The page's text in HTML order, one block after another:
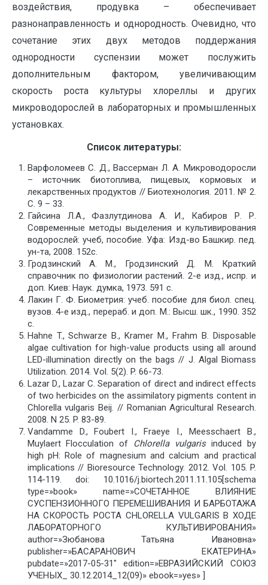
воздействия, продувка – обеспечивает
разнонаправленность и однородность. Очевидно, что
сочетание этих двух методов поддержания
однородности суспензии может послужить
дополнительным фактором, увеличивающим
скорость роста культуры хлореллы и других
микроводорослей в лабораторных и промышленных
установках.
Список литературы:
Варфоломеев С. Д., Вассерман Л. А. Микроводоросли
– источник биотоплива, пищевых, кормовых и
лекарственных продуктов // Биотехнология. 2011. № 2.
С. 9 – 33.
Гайсина Л.А., Фазлутдинова А. И., Кабиров Р. Р.
Современные методы выделения и культивирования
водорослей: учеб, пособие. Уфа: Изд-во Башкир. пед.
ун-та, 2008. 152с.
Гродзинский А. М., Гродзинский Д. М. Краткий
справочник по физиологии растений. 2-е изд., испр. и
доп. Киев: Наук. думка, 1973. 591 с.
Лакин Г. Ф. Биометрия: учеб. пособие для биол. спец.
вузов. 4-е изд., перераб. и доп. М.: Высш. шк., 1990. 352
с.
Hahne T., Schwarze B., Kramer M., Frahm B. Disposable
algae cultivation for high-value products using all around
LED-illumination directly on the bags // J. Algal Biomass
Utilization. 2014. Vol. 5(2). P. 66-73.
Lazar D., Lazar C. Separation of direct and indirect effects
of two herbicides on the assimilatory pigments content in
Chlorella vulgaris Beij. // Romanian Agricultural Research.
2008. N 25. P. 83-89.
Vandamme D., Foubert I., Fraeye I., Meesschaert B.,
Muylaert Flocculation of Chlorella vulgarisinduced by
high pH: Role of magnesium and calcium and practical
implications // Bioresource Technology. 2012. Vol. 105. P.
114-119. doi: 10.1016/j.biortech.2011.11.105[schema
type=»book» name=»СОЧЕТАННОЕ ВЛИЯНИЕ
СУСПЕНЗИОННОГО ПЕРЕМЕШИВАНИЯ И БАРБОТАЖА
НА СКОРОСТЬ РОСТА CHLORELLA VULGARIS В ХОДЕ
ЛАБОРАТОРНОГО КУЛЬТИВИРОВАНИЯ»
author=»Зюбанова Татьяна Ивановна»
publisher=»БАСАРАНОВИЧ ЕКАТЕРИНА»
pubdate=»2017-05-31″ edition=»ЕВРАЗИЙСКИЙ СОЮЗ
УЧЕНЫХ_ 30.12.2014_12(09)» ebook=»yes» ]